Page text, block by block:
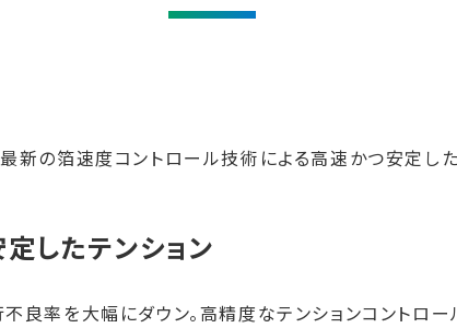
新の箔速度コントロール技術による高速かつ安定し
したテンション
良率を大幅にダウン。高精度なテンションコントロー